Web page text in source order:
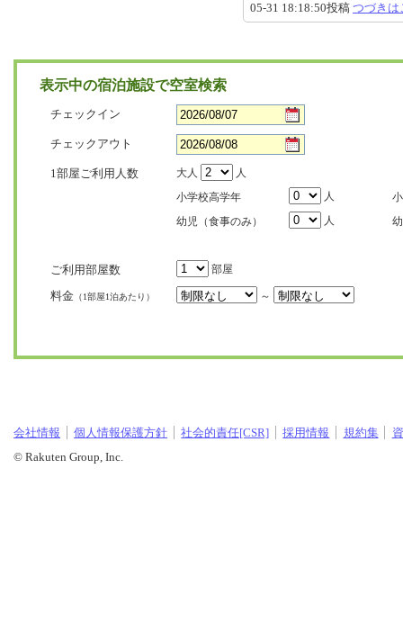
05-31 18:18:50投稿 つづきは
表示中の宿泊施設で空室検索
チェックイン
チェックアウト
1部屋ご利用人数 大人
人
小学校高学年
人
幼児（食事のみ）
人
ご利用部屋数 部屋
料金 （1部屋1泊あたり） ～
会社情報 個人情報保護方針 社会的責任[CSR] 採用情報 規約集
© Rakuten Group, Inc.